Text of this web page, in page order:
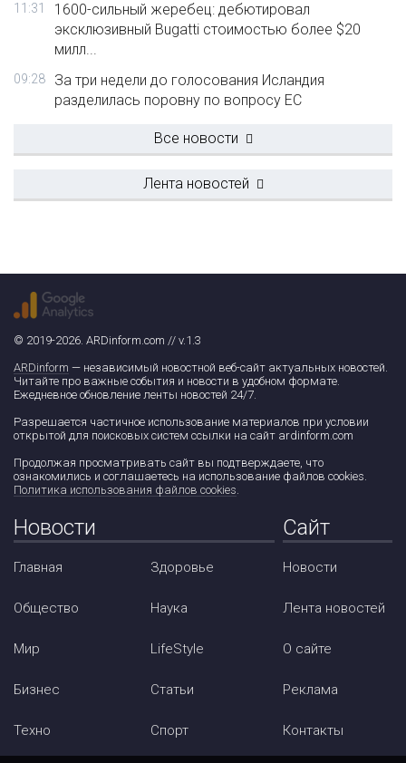
11:31
1600-сильный жеребец: дебютировал
эксклюзивный Bugatti стоимостью более $20
милл...
09:28
За три недели до голосования Исландия
разделилась поровну по вопросу ЕС
Все новости
Лента новостей
© 2019-2026. ARDinform.com // v.1.3
ARDinform — независимый новостной веб-сайт актуальных новостей.
Читайте про важные события и новости в удобном формате.
Ежедневное обновление ленты новостей 24/7.
Разрешается частичное использование материалов при условии
открытой для поисковых систем ссылки на сайт ardinform.com
Продолжая просматривать сайт вы подтверждаете, что
ознакомились и соглашаетесь на использование файлов cookies.
Политика использования файлов cookies.
Новости
Главная
Общество
Мир
Бизнес
Техно
Здоровье
Наука
LifeStyle
Статьи
Спорт
Сайт
Новости
Лента новостей
О сайте
Реклама
Контакты